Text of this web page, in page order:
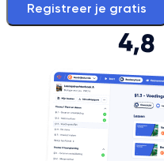
Registreer je gratis